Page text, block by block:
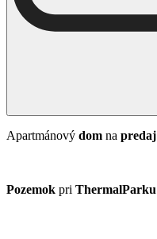
Apartmánový dom na predaj
Pozemok pri ThermalParku